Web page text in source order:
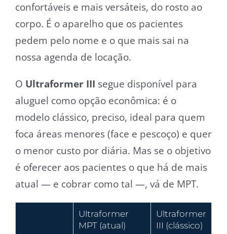
confortáveis e mais versáteis, do rosto ao
corpo. É o aparelho que os pacientes
pedem pelo nome e o que mais sai na
nossa agenda de locação.
O Ultraformer III segue disponível para
aluguel como opção econômica: é o
modelo clássico, preciso, ideal para quem
foca áreas menores (face e pescoço) e quer
o menor custo por diária. Mas se o objetivo
é oferecer aos pacientes o que há de mais
atual — e cobrar como tal —, vá de MPT.
Ultraformer
MPT (atual)
Ultraformer
III (clássico)